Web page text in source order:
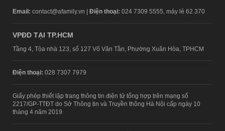
Email: contact@afamily.vn | Điện thoại: 024 7309 5555, máy lẻ 62.370
VPĐD TẠI TP.HCM
Tầng 4, Tòa nhà 123, số 127 Võ Văn Tần, Phường Xuân Hòa, TPHCM
Điện thoại: 028 7307 7979
Giấy phép thiết lập trang thông tin điện tử tổng hợp trên mạng số
2217/GP-TTĐT do Sở Thông tin và Truyền thông Hà Nội cấp ngày 10
tháng 4 năm 2019